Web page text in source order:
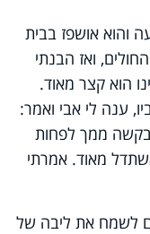
והוא אושפז בבית
ואז הבנתי
הוא קצר מאוד.
ענה לי אבי ואמר:
ממך לפחות
מאוד. אמרתי
לשמח את ליבה של